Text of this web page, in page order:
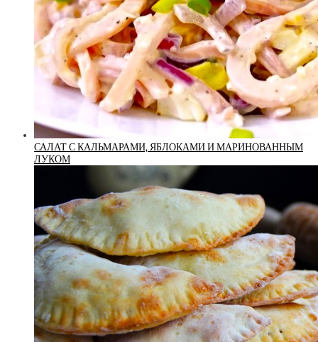
САЛАТ С КАЛЬМАРАМИ, ЯБЛОКАМИ И МАРИНОВАННЫМ
ЛУКОМ